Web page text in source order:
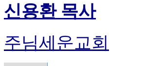
신용환 목사
주님세운교회